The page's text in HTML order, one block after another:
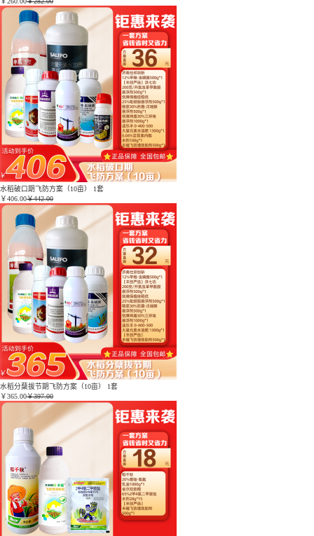
水稻破口期飞防方案（10亩） 1套
￥406.00￥442.00
水稻分蘖拔节期飞防方案（10亩） 1套
￥365.00￥397.00